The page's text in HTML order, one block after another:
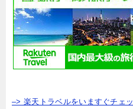
–> 楽天トラベルをいますぐチェッ